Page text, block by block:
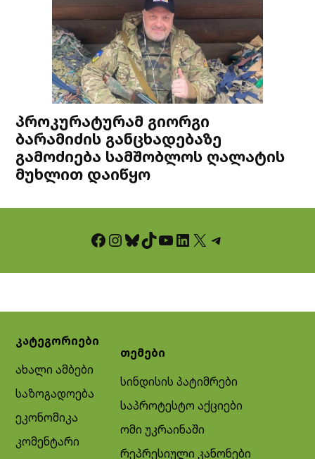
პროკურატურამ გიორგი
ბარამიძის განცხადებაზე
გამოძიება სამშობლოს ღალატის
მუხლით დაიწყო
Facebook InstagramBluesky TikTok YouTube LinkedIn X Telegram
კატეგორიები
ახალი ამბები
საზოგადოება
ეკონომიკა
კომენტარი
თემები
სინდისის პატიმრები
საპროტესტო აქციები
ომი უკრაინაში
რეპრესიული კანონები